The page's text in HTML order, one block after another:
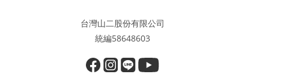
台灣山二股份有限公司
統編58648603